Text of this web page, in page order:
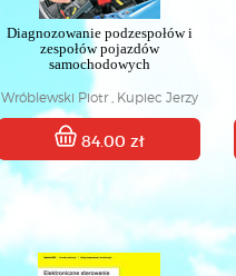
Diagnozowanie podzespołów i
zespołów pojazdów
samochodowych
Wróblewski Piotr , Kupiec Jerzy
84.00 zł